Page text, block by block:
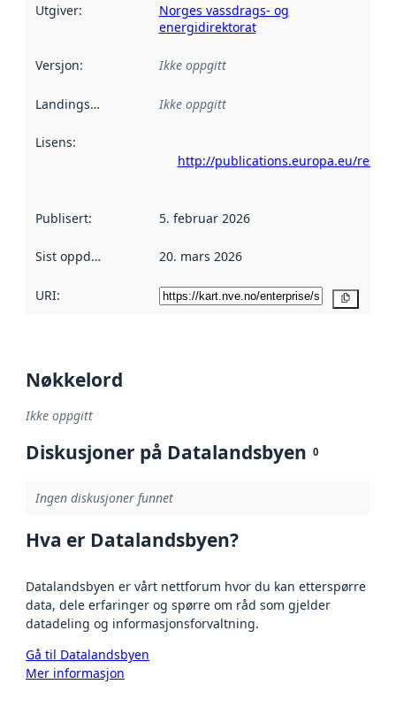
Utgiver:
Norges vassdrags- og
energidirektorat
Versjon: Ikke oppgitt
Landingsside Ikke oppgitt
Lisens:
http://publications.europa.eu/
Publisert: 5. februar 2026
Sist oppdatert 20. mars 2026
URI:
Nøkkelord
Ikke oppgitt
Diskusjoner på Datalandsbyen 0
Ingen diskusjoner funnet
Hva er Datalandsbyen?
Datalandsbyen er vårt nettforum hvor du kan etterspørre
data, dele erfaringer og spørre om råd som gjelder
datadeling og informasjonsforvaltning.
Gå til Datalandsbyen
Mer informasjon